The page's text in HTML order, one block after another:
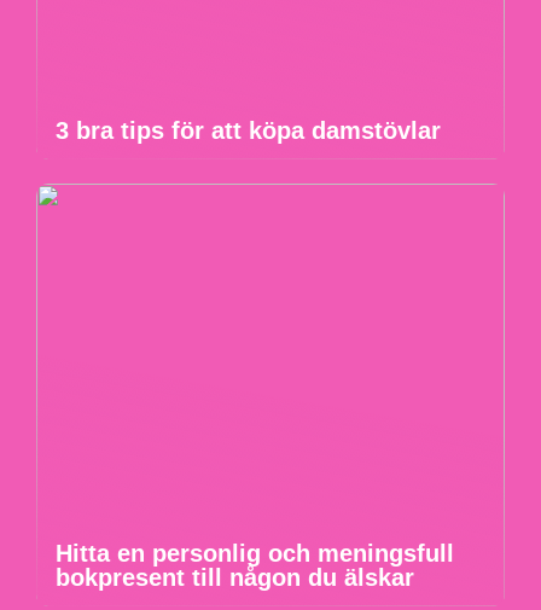
3 bra tips för att köpa damstövlar
Hitta en personlig och meningsfull
bokpresent till någon du älskar